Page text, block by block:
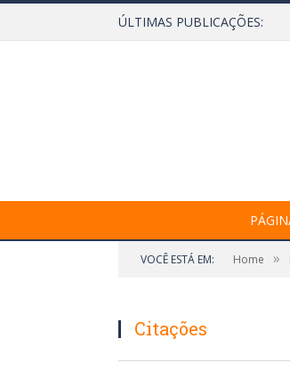
ÚLTIMAS PUBLICAÇÕES:
VOCÊ ESTÁ EM: Home »
Citações